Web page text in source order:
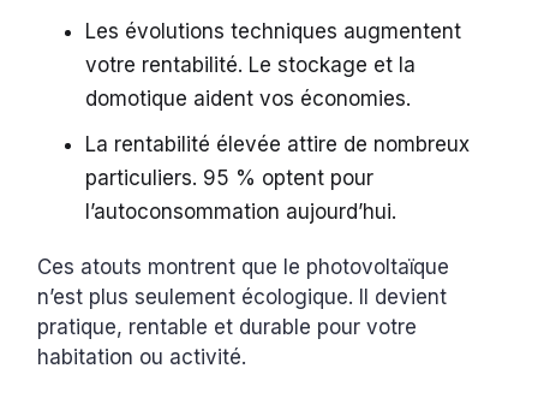
Les évolutions techniques augmentent
votre rentabilité. Le stockage et la
domotique aident vos économies.
La rentabilité élevée attire de nombreux
particuliers. 95 % optent pour
l’autoconsommation aujourd’hui.
Ces atouts montrent que le photovoltaïque
n’est plus seulement écologique. Il devient
pratique, rentable et durable pour votre
habitation ou activité.